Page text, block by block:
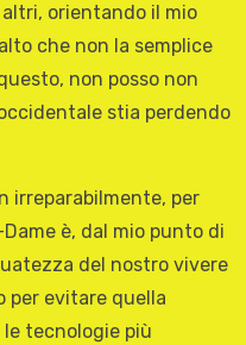
orientando il mio
che non la semplice
non posso non
stia perdendo
irreparabilmente, per
è, dal mio punto di
del nostro vivere
per evitare quella
tecnologie più